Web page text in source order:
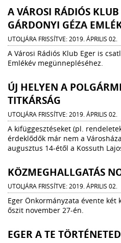
A VÁROSI RÁDIÓS KLUB
GÁRDONYI GÉZA
UTOLJÁRA FRISSÍTVE: 2019. ÁPRILIS 02.
A Városi Rádiós Klub Eger is
Emlékév megünnepléséhez.
ÚJ HELYEN A
TITKÁRSÁG
UTOLJÁRA FRISSÍTVE: 2019. ÁPRILIS 02.
A kifüggesztéseket (pl.
érdeklődők már nem a
augusztus 14-étől a Kossuth
KÖZMEGHALLGATÁS
UTOLJÁRA FRISSÍTVE: 2019. ÁPRILIS 02.
Eger Önkormányzata évente két
őszit november 27-én.
EGER A TE